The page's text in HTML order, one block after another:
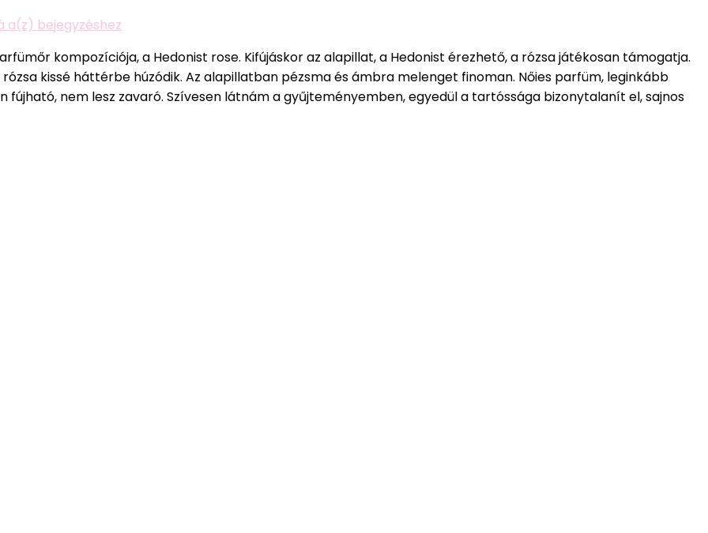
a(z) Illatminták
Viktoria
Minya
Hedonist
bejegyzéshez
kompozíciója, a Hedonist rose. Kifújáskor az alapillat, a Hedonist érezhető, a rózsa játékosan támogatja.
kissé háttérbe húzódik. Az alapillatban pézsma és ámbra melenget finoman. Nőies parfüm, leginkább
fújható, nem lesz zavaró. Szívesen látnám a gyűjteményemben, egyedül a tartóssága bizonytalanít el, sajnos